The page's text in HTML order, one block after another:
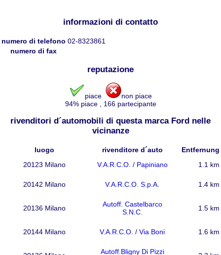
informazioni di contatto
numero di telefono 02-8323861
numero di fax
reputazione
piace
non piace
94% piace , 166partecipante
rivenditori d´automobili di questa marca Ford nelle
vicinanze
luogo rivenditore d´auto
Entfernung
20123 Milano
V.A.R.C.O. / Papiniano 1.1 km
20142 Milano V.A.R.C.O. S.p.A. 1.4 km
20136 Milano
Autoff. Castelbarco
S.N.C.
1.5 km
20144 Milano V.A.R.C.O. / Via Boni 1.6 km
Autoff.Bligny Di Pizzi